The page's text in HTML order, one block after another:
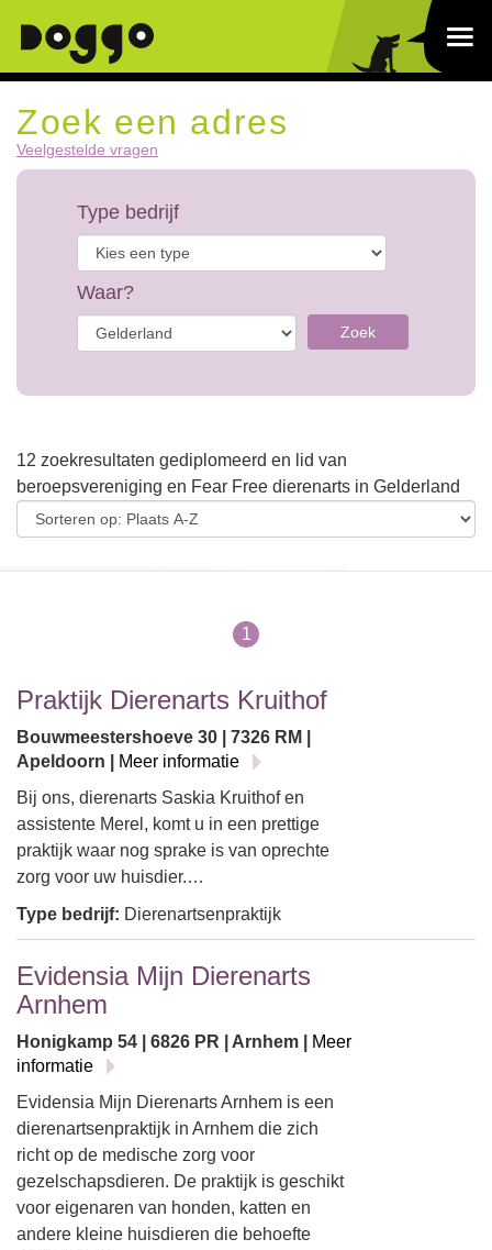
Zoek een adres
Veelgestelde vragen
Type bedrijf
Waar?
Zoek
12 zoekresultaten gediplomeerd en lid van
beroepsvereniging en Fear Free dierenarts in Gelderland
1
Praktijk Dierenarts Kruithof
Bouwmeestershoeve 30 | 7326 RM |
Apeldoorn |
Meer informatie
Bij ons, dierenarts Saskia Kruithof en
assistente Merel, komt u in een prettige
praktijk waar nog sprake is van oprechte
zorg voor uw huisdier.…
Type bedrijf: Dierenartsenpraktijk
Evidensia Mijn Dierenarts
Arnhem
Honigkamp 54 | 6826 PR | Arnhem |
Meer
informatie
Evidensia Mijn Dierenarts Arnhem is een
dierenartsenpraktijk in Arnhem die zich
richt op de medische zorg voor
gezelschapsdieren. De praktijk is geschikt
voor eigenaren van honden, katten en
andere kleine huisdieren die behoefte